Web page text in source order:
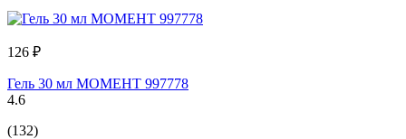
126 ₽
Гель 30 мл МОМЕНТ 997778
4.6
(132)